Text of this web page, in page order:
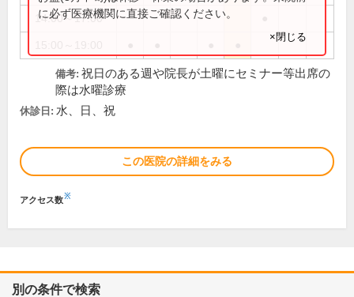
14:00～17:00
に必ず医療機関に直接ご確認ください。
×閉じる
備考: 祝日のある週や院長が土曜にセミナー等出席の
際は水曜診療
休診日: 水、日、祝
この医院の詳細をみる
アクセス数※
別の条件で検索